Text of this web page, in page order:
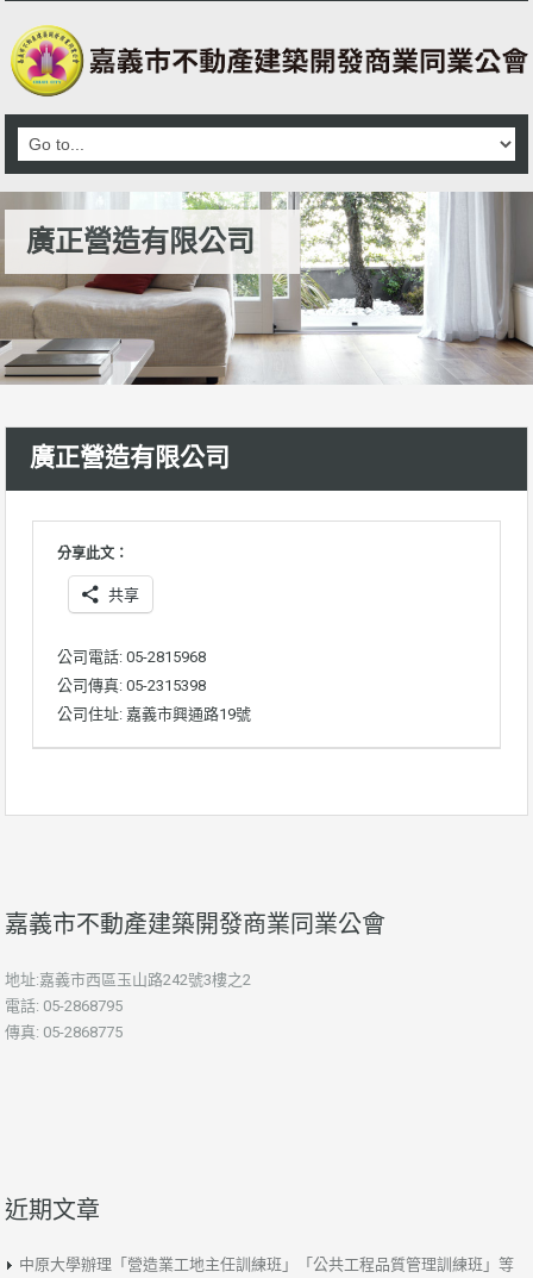
廣正營造有限公司
廣正營造有限公司
分享此文：
共享
公司電話: 05-2815968
公司傳真: 05-2315398
公司住址: 嘉義市興通路19號
嘉義市不動產建築開發商業同業公會
地址:嘉義市西區玉山路242號3樓之2
電話: 05-2868795
傳真: 05-2868775
近期文章
中原大學辦理「營造業工地主任訓練班」「公共工程品質管理訓練班」等